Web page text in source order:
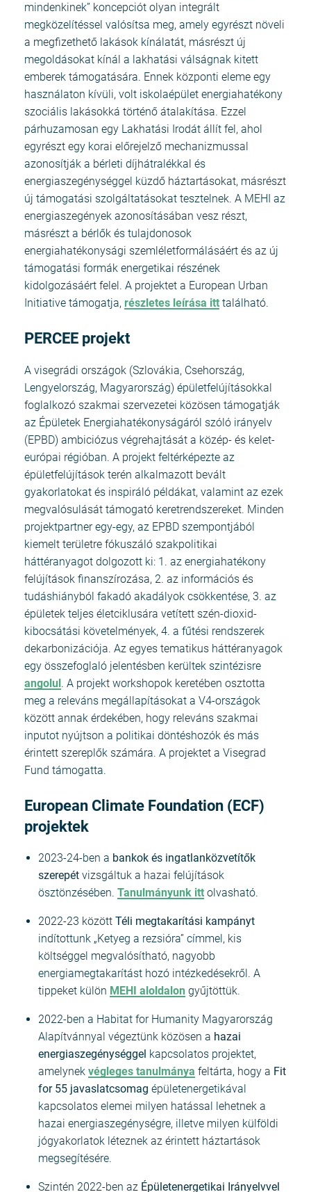
mindenkinek” koncepciót olyan integrált
megközelítéssel valósítsa meg, amely egyrészt növeli
a megfizethető lakások kínálatát, másrészt új
megoldásokat kínál a lakhatási válságnak kitett
emberek támogatására. Ennek központi eleme egy
használaton kívüli, volt iskolaépület energiahatékony
szociális lakásokká történő átalakítása. Ezzel
párhuzamosan egy Lakhatási Irodát állít fel, ahol
egyrészt egy korai előrejelző mechanizmussal
azonosítják a bérleti díjhátralékkal és
energiaszegénységgel küzdő háztartásokat, másrészt
új támogatási szolgáltatásokat tesztelnek. A MEHI az
energiaszegények azonosításában vesz részt,
másrészt a bérlők és tulajdonosok
energiahatékonysági szemléletformálásáért és az új
támogatási formák energetikai részének
kidolgozásáért felel. A projektet a European Urban
Initiative támogatja, részletes leírása itt található.
PERCEE projekt
A visegrádi országok (Szlovákia, Csehország,
Lengyelország, Magyarország) épületfelújításokkal
foglalkozó szakmai szervezetei közösen támogatják
az Épületek Energiahatékonyságáról szóló irányelv
(EPBD) ambiciózus végrehajtását a közép- és kelet-
európai régióban. A projekt feltérképezte az
épületfelújítások terén alkalmazott bevált
gyakorlatokat és inspiráló példákat, valamint az ezek
megvalósulását támogató keretrendszereket. Minden
projektpartner egy-egy, az EPBD szempontjából
kiemelt területre fókuszáló szakpolitikai
háttéranyagot dolgozott ki: 1. az energiahatékony
felújítások finanszírozása, 2. az információs és
tudáshiányból fakadó akadályok csökkentése, 3. az
épületek teljes életciklusára vetített szén-dioxid-
kibocsátási követelmények, 4. a fűtési rendszerek
dekarbonizációja. Az egyes tematikus háttéranyagok
egy összefoglaló jelentésben kerültek szintézisre
angolul. A projekt workshopok keretében osztotta
meg a releváns megállapításokat a V4-országok
között annak érdekében, hogy releváns szakmai
inputot nyújtson a politikai döntéshozók és más
érintett szereplők számára. A projektet a Visegrad
Fund támogatta.
European Climate Foundation (ECF)
projektek
2023-24-ben a bankok és ingatlanközvetítők
szerepét vizsgáltuk a hazai felújítások
ösztönzésében. Tanulmányunk itt olvasható.
2022-23 között Téli megtakarítási kampányt
indítottunk „Ketyeg a rezsióra” címmel, kis
költséggel megvalósítható, nagyobb
energiamegtakarítást hozó intézkedésekről. A
tippeket külön MEHI aloldalon gyűjtöttük.
2022-ben a Habitat for Humanity Magyarország
Alapítvánnyal végeztünk közösen a hazai
energiaszegénységgel kapcsolatos projektet,
amelynek végleges tanulmánya feltárta, hogy a Fit
for 55 javaslatcsomag épületenergetikával
kapcsolatos elemei milyen hatással lehetnek a
hazai energiaszegénységre, illetve milyen külföldi
jógyakorlatok léteznek az érintett háztartások
megsegítésére.
Szintén 2022-ben az Épületenergetikai Irányelvvel